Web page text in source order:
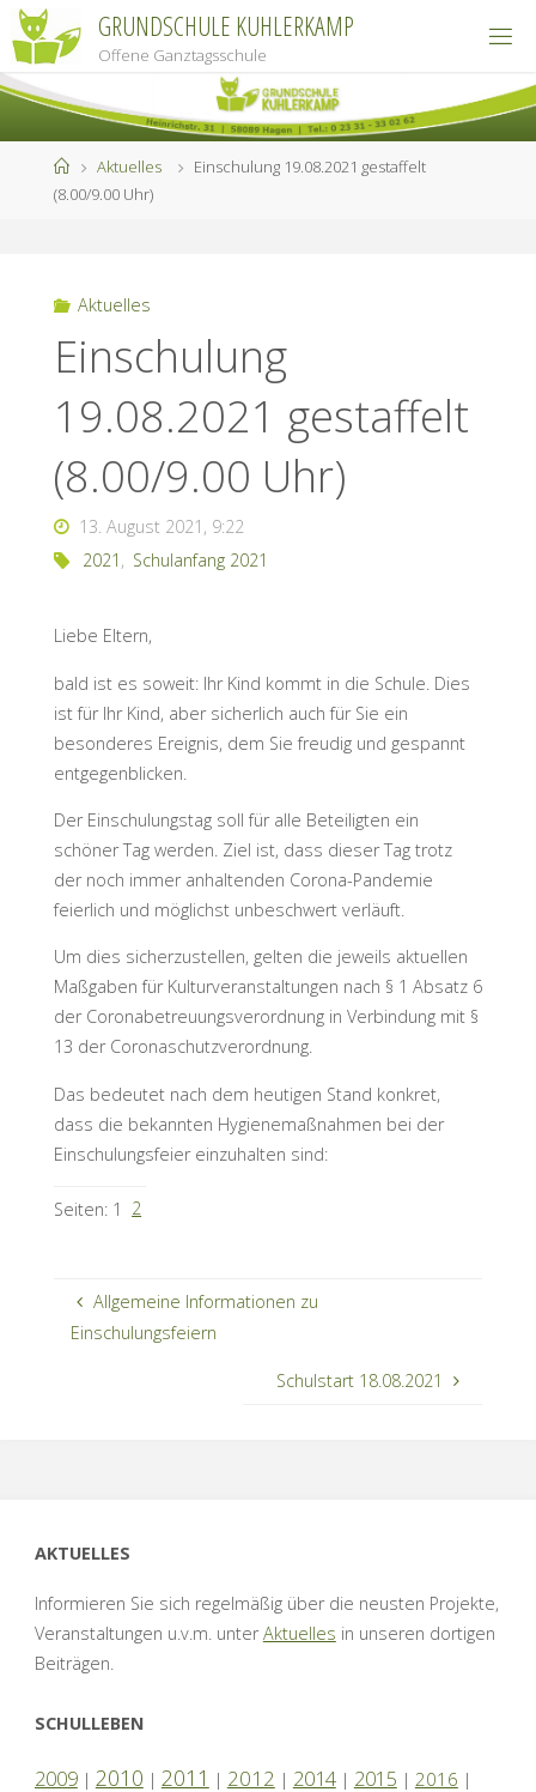
Zum
Inhalt
springen
GRUNDSCHULE KUHLERKAMP
Offene Ganztagsschule
StartAktuelles
Einschulung 19.08.2021 gestaffelt
(8.00/9.00 Uhr)
Aktuelles
Einschulung
19.08.2021 gestaffelt
(8.00/9.00 Uhr)
13. August 2021, 9:22
2021 , Schulanfang 2021
Liebe Eltern,
bald ist es soweit: Ihr Kind kommt in die Schule. Dies
ist für Ihr Kind, aber sicherlich auch für Sie ein
besonderes Ereignis, dem Sie freudig und gespannt
entgegenblicken.
Der Einschulungstag soll für alle Beteiligten ein
schöner Tag werden. Ziel ist, dass dieser Tag trotz
der noch immer anhaltenden Corona-Pandemie
feierlich und möglichst unbeschwert verläuft.
Um dies sicherzustellen, gelten die jeweils aktuellen
Maßgaben für Kulturveranstaltungen nach § 1 Absatz 6
der Coronabetreuungsverordnung in Verbindung mit §
13 der Coronaschutzverordnung.
Das bedeutet nach dem heutigen Stand konkret,
dass die bekannten Hygienemaßnahmen bei der
Einschulungsfeier einzuhalten sind:
Seiten: 1 2
Allgemeine Informationen zu
Einschulungsfeiern
Schulstart 18.08.2021
AKTUELLES
Informieren Sie sich regelmäßig über die neusten Projekte,
Veranstaltungen u.v.m. unterAktuelles in unseren dortigen
Beiträgen.
SCHULLEBEN
2009| 2010 | 2011 | 2012 | 2014| 2015 | 2016 |